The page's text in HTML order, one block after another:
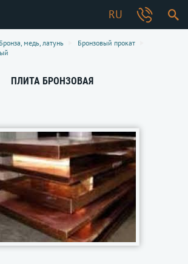
RU
Бронза, медь, латунь
Бронзовый прокат
ПЛИТА БРОНЗОВАЯ